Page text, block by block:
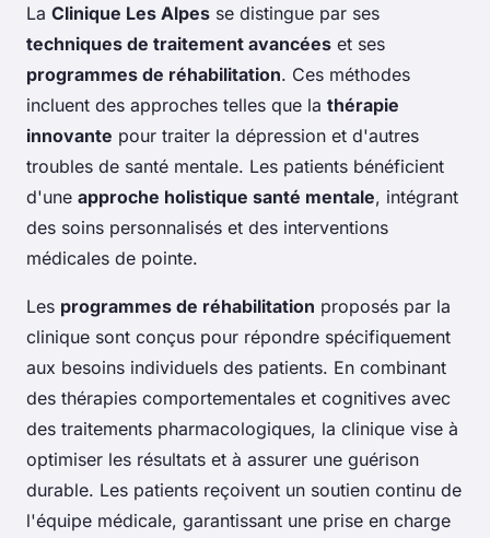
La Clinique Les Alpes se distingue par ses
techniques de traitement avancées et ses
programmes de réhabilitation. Ces méthodes
incluent des approches telles que la thérapie
innovante pour traiter la dépression et d'autres
troubles de santé mentale. Les patients bénéficient
d'une approche holistique santé mentale, intégrant
des soins personnalisés et des interventions
médicales de pointe.
Les programmes de réhabilitation proposés par la
clinique sont conçus pour répondre spécifiquement
aux besoins individuels des patients. En combinant
des thérapies comportementales et cognitives avec
des traitements pharmacologiques, la clinique vise à
optimiser les résultats et à assurer une guérison
durable. Les patients reçoivent un soutien continu de
l'équipe médicale, garantissant une prise en charge